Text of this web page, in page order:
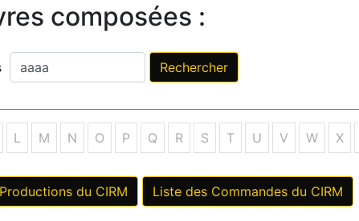
composées :
L M N O P Q R S T U V W X
du CIRM Liste des Commandes du CIRM